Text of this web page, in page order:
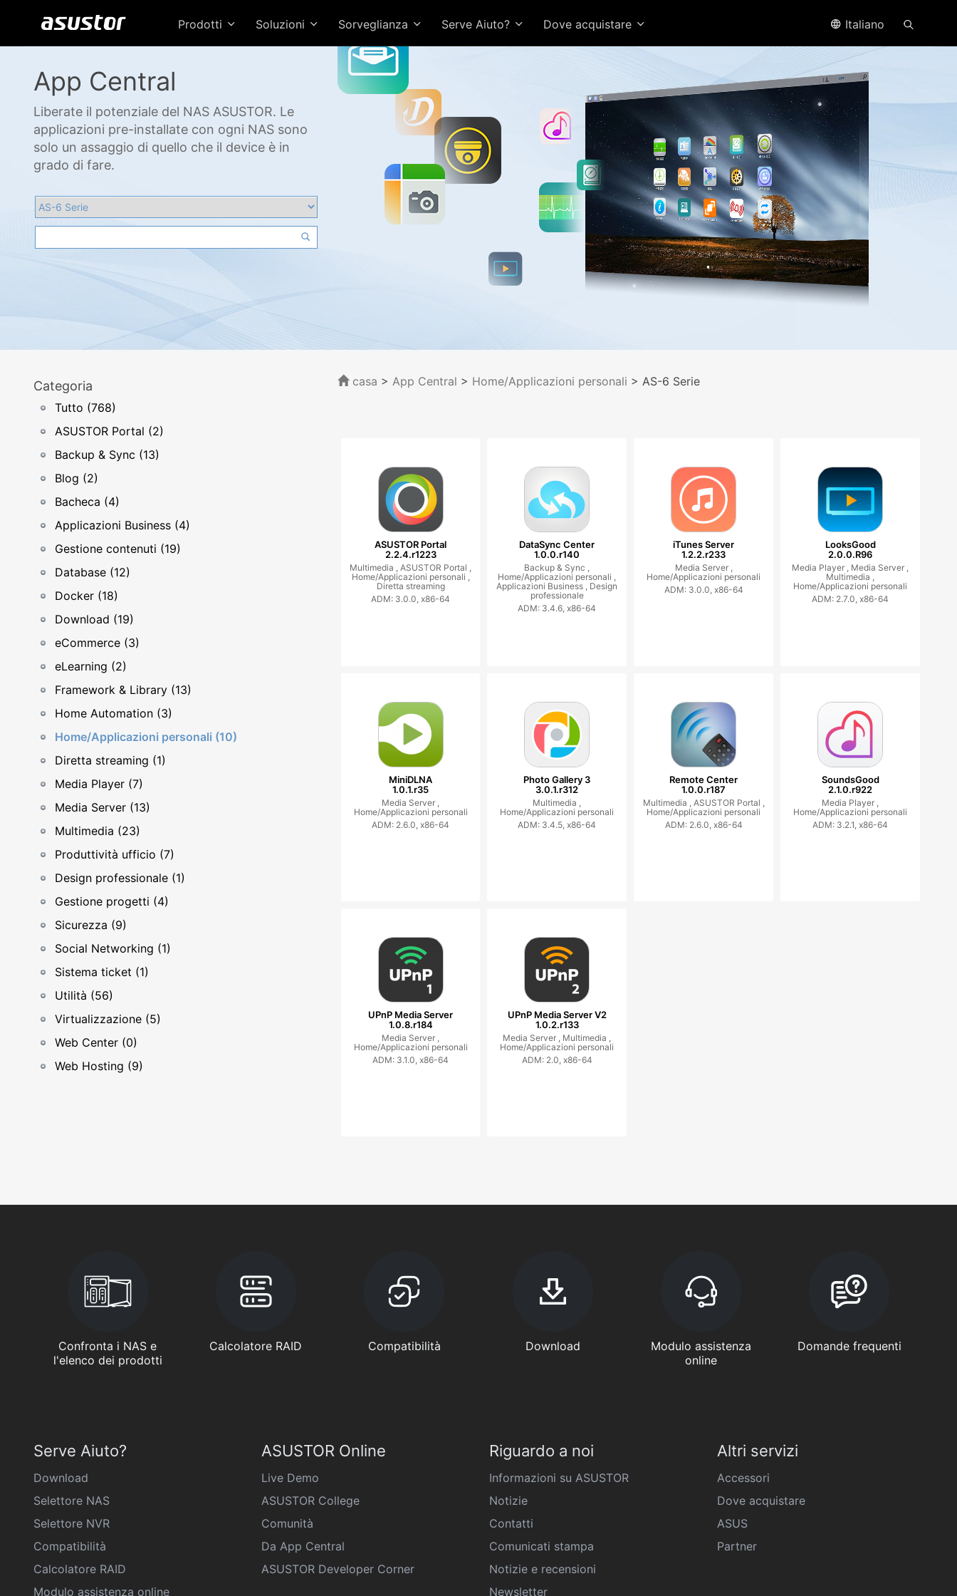
Prodotti Soluzioni Sorveglianza Serve Aiuto? Dove acquistare Italiano
App Central
Liberate il potenziale del NAS ASUSTOR. Le
applicazioni pre-installate con ogni NAS sono
solo un assaggio di quello che il device è in
grado di fare.
Categoria
Tutto (768)
ASUSTOR Portal (2)
Backup & Sync (13)
Blog (2)
Bacheca (4)
Applicazioni Business (4)
Gestione contenuti (19)
Database (12)
Docker (18)
Download (19)
eCommerce (3)
eLearning (2)
Framework & Library (13)
Home Automation (3)
Home/Applicazioni personali (10)
Diretta streaming (1)
Media Player (7)
Media Server (13)
Multimedia (23)
Produttività ufficio (7)
Design professionale (1)
Gestione progetti (4)
Sicurezza (9)
Social Networking (1)
Sistema ticket (1)
Utilità (56)
Virtualizzazione (5)
Web Center (0)
Web Hosting (9)
casa > App Central > Home/Applicazioni personali > AS-6 Serie
ASUSTOR Portal
2.2.4.r1223
Multimedia ,ASUSTOR Portal ,
Home/Applicazioni personali ,
Diretta streaming
ADM: 3.0.0, x86-64
DataSync Center
1.0.0.r140
Backup & Sync ,
Home/Applicazioni personali ,
Applicazioni Business , Design
professionale
ADM: 3.4.6, x86-64
iTunes Server
1.2.2.r233
Media Server ,
Home/Applicazioni personali
ADM: 3.0.0, x86-64
LooksGood
2.0.0.R96
Media Player , Media Server ,
Multimedia ,
Home/Applicazioni personali
ADM: 2.7.0, x86-64
MiniDLNA
1.0.1.r35
Media Server ,
Home/Applicazioni personali
ADM: 2.6.0, x86-64
Photo Gallery 3
3.0.1.r312
Multimedia ,
Home/Applicazioni personali
ADM: 3.4.5, x86-64
Remote Center
1.0.0.r187
Multimedia , ASUSTOR Portal ,
Home/Applicazioni personali
ADM: 2.6.0, x86-64
SoundsGood
2.1.0.r922
Media Player ,
Home/Applicazioni personali
ADM: 3.2.1, x86-64
UPnP Media Server
1.0.8.r184
Media Server ,
Home/Applicazioni personali
ADM: 3.1.0, x86-64
UPnP Media Server V2
1.0.2.r133
Media Server , Multimedia ,
Home/Applicazioni personali
ADM: 2.0, x86-64
Confronta i NAS e
l'elenco dei prodotti
Calcolatore RAID Compatibilità Download
Modulo assistenza
online
Domande frequenti
Serve Aiuto?
Download
Selettore NAS
Selettore NVR
Compatibilità
Calcolatore RAID
Modulo assistenza online
ASUSTOR Online
Live Demo
ASUSTOR College
Comunità
Da App Central
ASUSTOR Developer Corner
Riguardo a noi
Informazioni su ASUSTOR
Notizie
Contatti
Comunicati stampa
Notizie e recensioni
Newsletter
Altri servizi
Accessori
Dove acquistare
ASUS
Partner